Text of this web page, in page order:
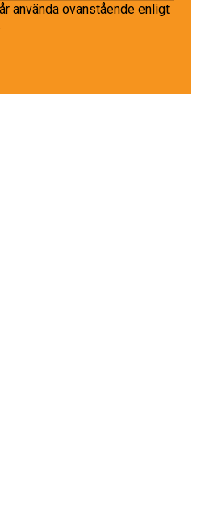
använda ovanstående enligt